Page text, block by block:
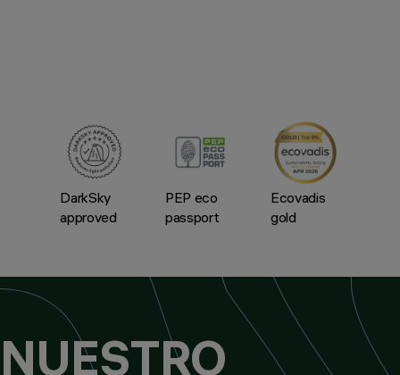
DarkSky
approved
PEP eco
passport
Ecovadis
gold
NUESTRO